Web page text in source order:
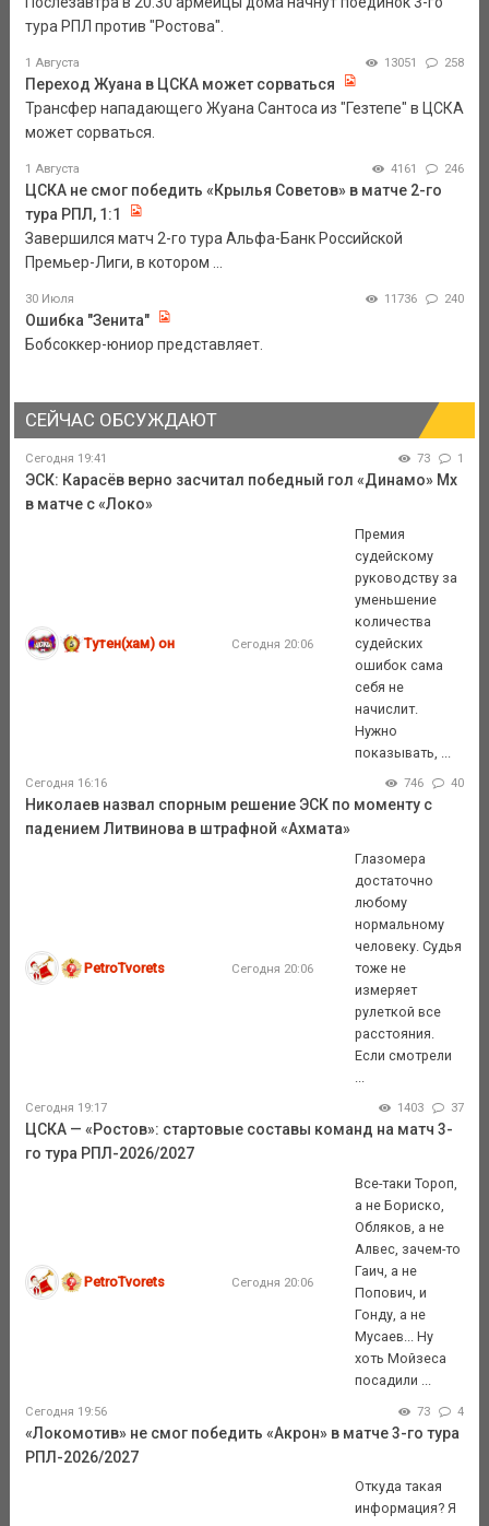
тура РПЛ против "Ростова".
1 Августа 13051 258
Переход Жуана в ЦСКА может сорваться
Трансфер нападающего Жуана Сантоса из "Гезтепе" в ЦСКА
может сорваться.
1 Августа 4161 246
ЦСКА не смог победить «Крылья Советов» в матче 2-го
тура РПЛ, 1:1
Завершился матч 2-го тура Альфа-Банк Российской
Премьер-Лиги, в котором ...
30 Июля 11736 240
Ошибка "Зенита"
Бобсоккер-юниор представляет.
СЕЙЧАС ОБСУЖДАЮТ
Сегодня 19:41 73 1
ЭСК: Карасёв верно засчитал победный гол «Динамо» Мх
в матче с «Локо»
Тутен(хам) он Сегодня 20:06
Премия
судейскому
руководству за
уменьшение
количества
судейских
ошибок сама
себя не
начислит.
Нужно
показывать, ...
Сегодня 16:16 746 40
Николаев назвал спорным решение ЭСК по моменту с
падением Литвинова в штрафной «Ахмата»
PetroTvorets Сегодня 20:06
Глазомера
достаточно
любому
нормальному
человеку. Судья
тоже не
измеряет
рулеткой все
расстояния.
Если смотрели
Сегодня 19:17 1403 37
ЦСКА — «Ростов»: стартовые составы команд на матч 3-
го тура РПЛ-2026/2027
PetroTvorets Сегодня 20:06
Все-таки Тороп,
а не Бориско,
Обляков, а не
Алвес, зачем-то
Гаич, а не
Попович, и
Гонду, а не
Мусаев... Ну
хоть Мойзеса
посадили ...
Сегодня 19:56 73 4
«Локомотив» не смог победить «Акрон» в матче 3-го тура
РПЛ-2026/2027
Откуда такая
информация? Я